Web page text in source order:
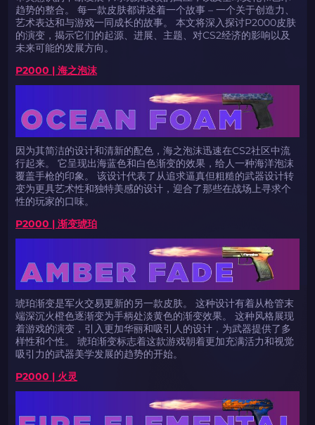
趋势的整合。 每一款皮肤都讲述着一个故事 – 一个关于创造力、
艺术表达和与游戏一同成长的故事。 本文将深入探讨P2000皮肤
的演变，揭示它们的起源、进展、主题、对CS2经济的影响以及
未来可能的发展方向。
P2000 | 海之泡沫
因为其简洁的设计和清新的配色，海之泡沫迅速在CS2社区中流
行起来。 它呈现出海蓝色和白色渐变的效果，给人一种海洋泡沫
覆盖手枪的印象。 该设计代表了从追求逼真但粗糙的武器设计转
变为更具艺术性和独特美感的设计，迎合了那些在战场上寻求个
性的玩家的口味。
P2000 | 渐变琥珀
琥珀渐变是军火交易更新的另一款皮肤。 这种设计有着从枪管末
端深沉火橙色逐渐变为手柄处淡黄色的渐变效果。 这种风格展现
着游戏的演变，引入更加华丽和吸引人的设计，为武器提供了多
样性和个性。 琥珀渐变标志着这款游戏朝着更加充满活力和视觉
吸引力的武器美学发展的趋势的开始。
P2000 | 火灵